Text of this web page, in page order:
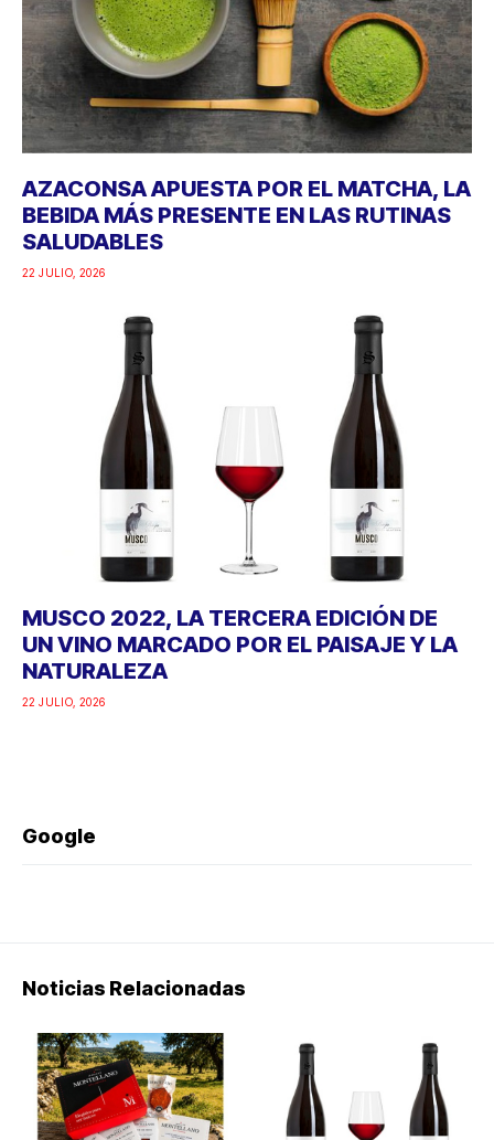
AZACONSA APUESTA POR EL MATCHA, LA
BEBIDA MÁS PRESENTE EN LAS RUTINAS
SALUDABLES
22 JULIO, 2026
MUSCO 2022, LA TERCERA EDICIÓN DE
UN VINO MARCADO POR EL PAISAJE Y LA
NATURALEZA
22 JULIO, 2026
Google
Noticias Relacionadas